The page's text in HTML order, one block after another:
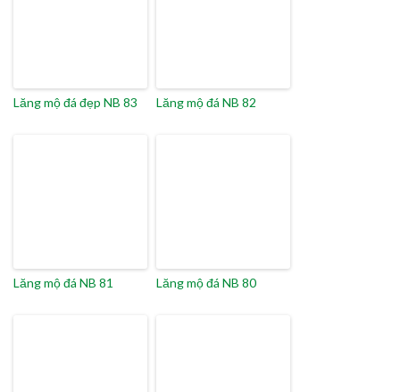
Lăng mộ đá đẹp NB 83 Lăng mộ đá NB 82
Lăng mộ đá NB 81 Lăng mộ đá NB 80